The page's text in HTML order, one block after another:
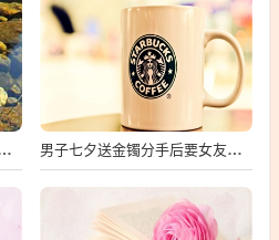
就打，普京，敢派兵到乌克兰，将面临严厉反击 男子七夕送金镯分手后要女友还钱